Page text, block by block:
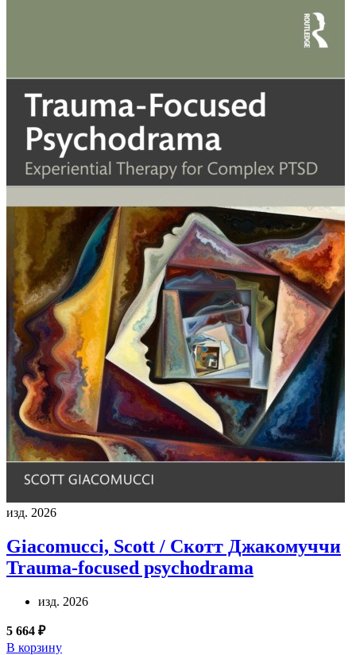
изд. 2026
Giacomucci, Scott / Скотт Джакомуччи
Trauma-focused psychodrama
изд. 2026
5 664 ₽
В корзину